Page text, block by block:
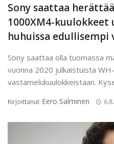
Sony saattaa
1000XM4-kuulokkeet
huhuissa edullisempi
Sony saattaa olla tuomassa
vuonna 2020 julkaistuista
vastamelukuulokkeistaan.
Kirjoittanut Eero Salminen